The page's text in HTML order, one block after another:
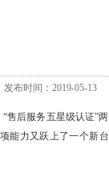
发布时间：2019-05-13
售后服务五星级认证”两
能力又跃上了一个新台